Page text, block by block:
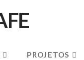
PROJETOS